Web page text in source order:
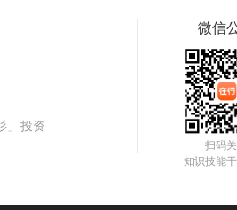
」投资
微信
扫码
知识技能